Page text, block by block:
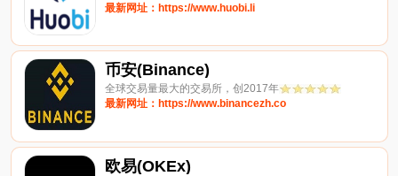
最新网址：https://www.huobi.li
币安(Binance)
全球交易量最大的交易所，创2017年
最新网址：https://www.binancezh.co
欧易(OKEx)